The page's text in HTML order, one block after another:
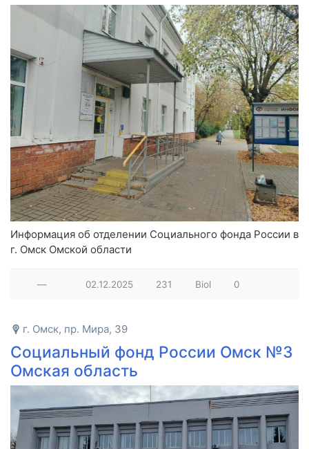
Информация об отделении Социального фонда России в
г. Омск Омской области
— 02.12.2025 231 Biol 0
г. Омск, пр. Мира, 39
Социальный фонд России Омск №3
Омская область